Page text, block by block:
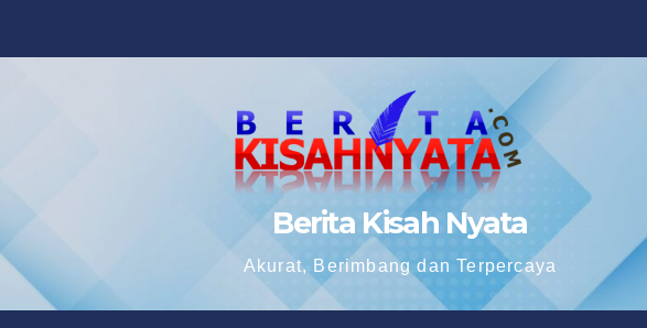
Berita Kisah Nyata
Akurat, Berimbang dan Terpercaya